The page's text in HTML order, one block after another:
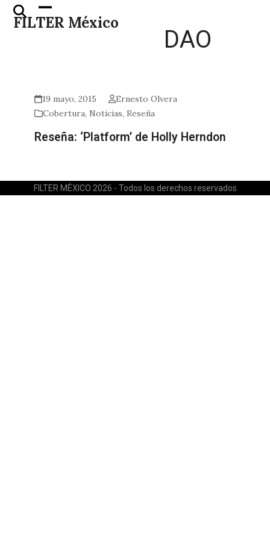
Skip
FILTER México
Open
mobile
Close
mobile
DAO
19 mayo, 2015
Ernesto Olvera
Cobertura, Noticias,Reseña
Reseña: ‘Platform’ de Holly Herndon
FILTER MÉXICO 2026 - Todos los derechos reservados